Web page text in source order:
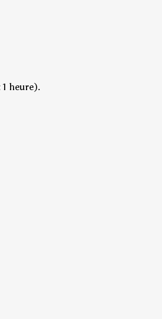
heure).